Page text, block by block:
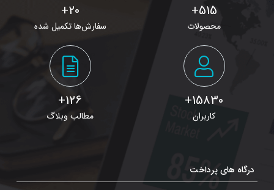
515+
محصولات
20+
سفارش‌ها تکمیل شده
15830+
کاربران
126+
مطالب وبلاگ
درگاه های پرداخت